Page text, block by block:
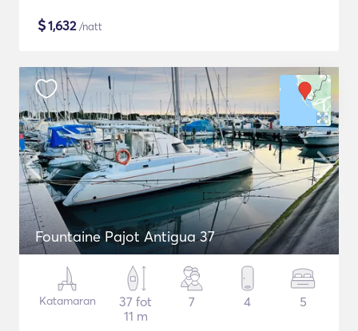
$1,632/natt
Fountaine Pajot Antigua 37
Katamaran
37 fot
11 m
7 4 5